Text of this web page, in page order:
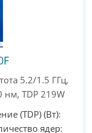
Карты
5.2/1.5 ГГц,
нм, TDP 219W
(TDP) (Вт):
ядер: